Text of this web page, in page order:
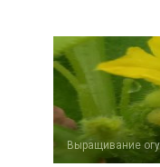
Выращивание